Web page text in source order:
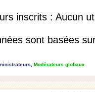
inscrits : Aucun
sont basées
Modérateurs globaux